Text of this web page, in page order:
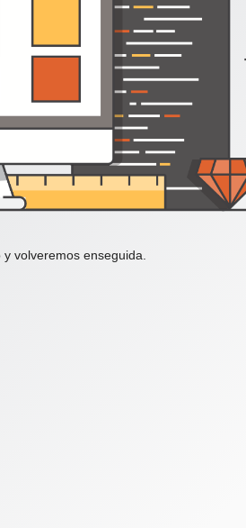
volveremos enseguida.